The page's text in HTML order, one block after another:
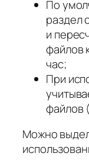
По
раздел
и
файлов
час;
При
файлов
Можно